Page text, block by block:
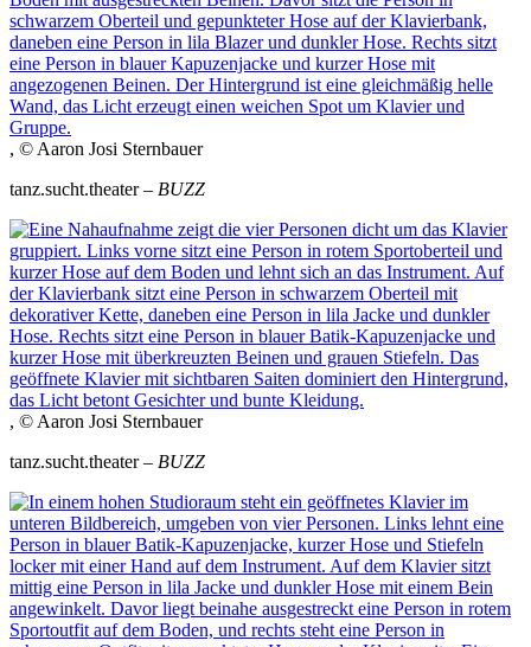
, © Aaron Josi Sternbauer
tanz.sucht.theater – BUZZ
, © Aaron Josi Sternbauer
tanz.sucht.theater – BUZZ